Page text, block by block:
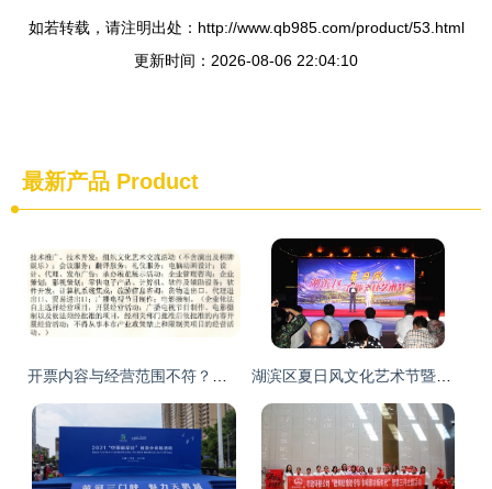
如若转载，请注明出处：http://www.qb985.com/product/53.html
更新时间：2026-08-06 22:04:10
最新产品 Product
开票内容与经营范围不符？流量服务费与文化活动的合规性解析 湖滨区夏日风文化艺术节暨颁奖晚会盛大启幕，文化盛宴精彩纷呈